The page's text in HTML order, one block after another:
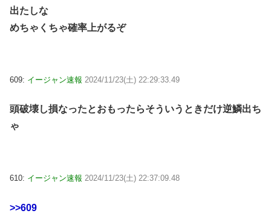
出たしな
めちゃくちゃ確率上がるぞ
609: イージャン速報 2024/11/23(土) 22:29:33.49
頭破壊し損なったとおもったらそういうときだけ逆鱗出ち
ゃ
610: イージャン速報 2024/11/23(土) 22:37:09.48
>>609